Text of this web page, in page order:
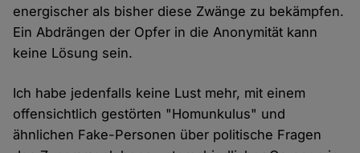
energischer als bisher diese Zwänge zu bekämpfen.
Ein Abdrängen der Opfer in die Anonymität kann
keine Lösung sein.
Ich habe jedenfalls keine Lust mehr, mit einem
offensichtlich gestörten "Homunkulus" und
ähnlichen Fake-Personen über politische Fragen